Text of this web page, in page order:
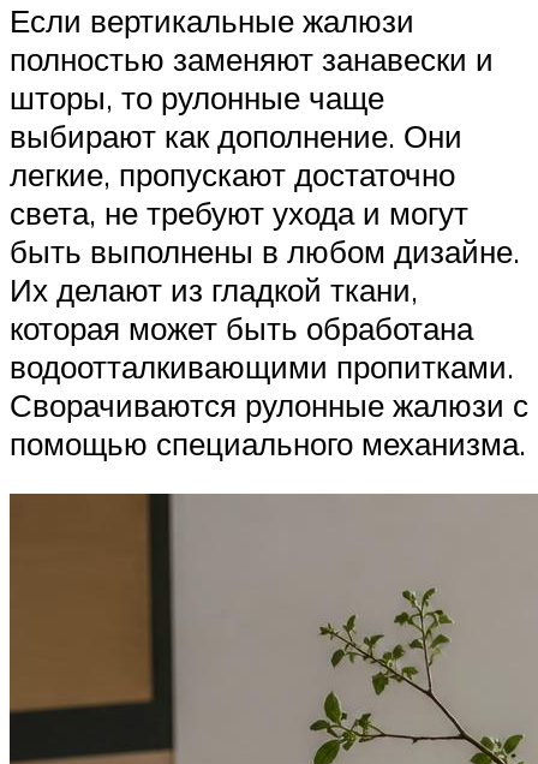
Если вертикальные жалюзи
полностью заменяют занавески и
шторы, то рулонные чаще
выбирают как дополнение. Они
легкие, пропускают достаточно
света, не требуют ухода и могут
быть выполнены в любом дизайне.
Их делают из гладкой ткани,
которая может быть обработана
водоотталкивающими пропитками.
Сворачиваются рулонные жалюзи с
помощью специального механизма.